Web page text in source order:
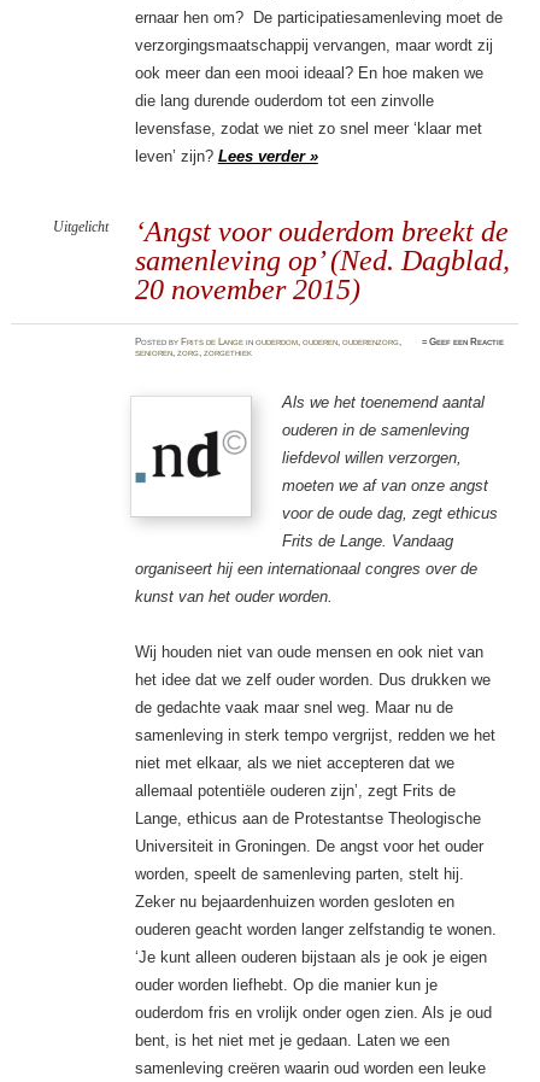
ernaar hen om? De participatiesamenleving moet de
verzorgingsmaatschappij vervangen, maar wordt zij
ook meer dan een mooi ideaal? En hoe maken we
die lang durende ouderdom tot een zinvolle
levensfase, zodat we niet zo snel meer ‘klaar met
leven’ zijn? Lees verder »
‘Angst voor ouderdom breekt de
samenleving op’ (Ned. Dagblad,
20 november 2015)
Uitgelicht
Postedby Frits de Lange inouderdom ,ouderen ,ouderenzorg
senioren ,zorg ,zorgethiek
≈Geef een Reactie
Als we het toenemend aantal
ouderen in de samenleving
liefdevol willen verzorgen,
moeten we af van onze angst
voor de oude dag, zegt ethicus
Frits de Lange. Vandaag
organiseert hij een internationaal congres over de
kunst van het ouder worden.
Wij houden niet van oude mensen en ook niet van
het idee dat we zelf ouder worden. Dus drukken we
de gedachte vaak maar snel weg. Maar nu de
samenleving in sterk tempo vergrijst, redden we het
niet met elkaar, als we niet accepteren dat we
allemaal potentiële ouderen zijn’, zegt Frits de
Lange, ethicus aan de Protestantse Theologische
Universiteit in Groningen. De angst voor het ouder
worden, speelt de samenleving parten, stelt hij.
Zeker nu bejaardenhuizen worden gesloten en
ouderen geacht worden langer zelfstandig te wonen.
‘Je kunt alleen ouderen bijstaan als je ook je eigen
ouder worden liefhebt. Op die manier kun je
ouderdom fris en vrolijk onder ogen zien. Als je oud
bent, is het niet met je gedaan. Laten we een
samenleving creëren waarin oud worden een leuke